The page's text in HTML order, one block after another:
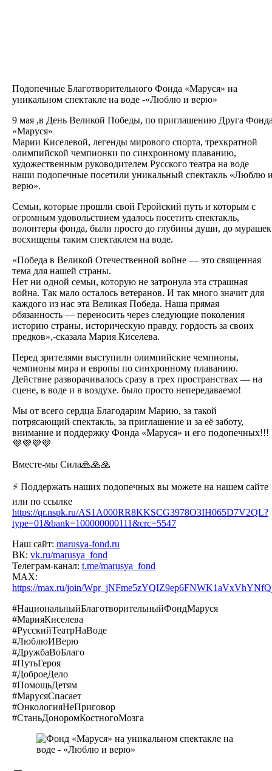
Подопечные Благотворительного Фонда «Маруся» на
уникальном спектакле на воде -«Люблю и верю»
9 мая ,в День Великой Победы, по приглашению Друга
«Маруся»
Марии Киселевой, легенды мирового спорта, трехкратной
олимпийской чемпионки по синхронному плаванию,
художественным руководителем Русского театра на воде
наши подопечные посетили уникальный спектакль «Люблю
верю».
Семьи, которые прошли свой Геройский путь и которым с
огромным удовольствием удалось посетить спектакль,
волонтеры фонда, были просто до глубины души, до мурашек
восхищены таким спектаклем на воде.
«Победа в Великой Отечественной войне — это священная
тема для нашей страны.
Нет ни одной семьи, которую не затронула эта страшная
война. Так мало осталось ветеранов. И так много значит для
каждого из нас эта Великая Победа. Наша прямая
обязанность — переносить через следующие поколения
историю страны, историческую правду, гордость за своих
предков»,-сказала Мария Киселева.
Перед зрителями выступили олимпийские чемпионы,
чемпионы мира и европы по синхронному плаванию.
Действие разворачивалось сразу в трех пространствах — на
сцене, в воде и в воздухе. было просто непередаваемо!
Мы от всего сердца Благодарим Марию, за такой
потрясающий спектакль, за приглашение и за её заботу,
внимание и поддержку Фонда «Маруся» и его подопечных!!!
💜💜💜💜
Вместе-мы Сила🙏🙏🙏
⚡ Поддержать наших подопечных вы можете на нашем сайте
или по ссылке
https://qr.nspk.ru/AS1A000RR8KKSCG3978O3IH065D7V2QL?
type=01&bank=100000000111&crc=5547
Наш сайт: marusya-fond.ru
ВК: vk.ru/marusya_fond
Телеграм-канал: t.me/marusya_fond
МАХ:
https://max.ru/join/
#НациональныйБлаготворительныйФондМаруся
#МарияКиселева
#РусскийТеатрНаВоде
#ЛюблюИВерю
#ДружбаВоБлаго
#ПутьГероя
#ДоброеДело
#ПомощьДетям
#МарусяСпасает
#ОнкологияНеПриговор
#СтаньДоноромКостногоМозга